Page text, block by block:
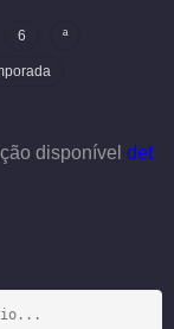
6 ª
disponível det